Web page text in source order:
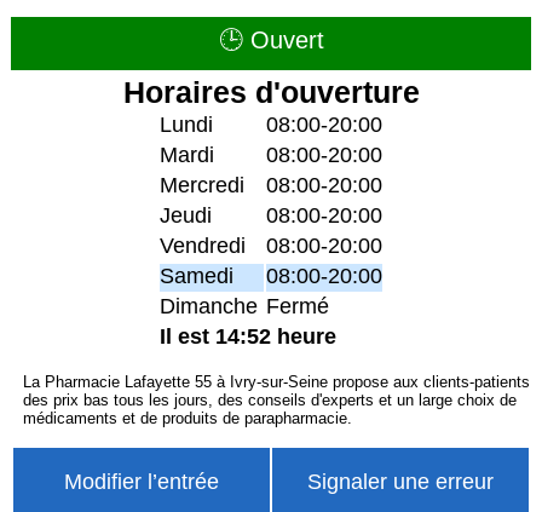
🕒 Ouvert
Horaires d'ouverture
Lundi
08:00-20:00
Mardi
08:00-20:00
Mercredi
08:00-20:00
Jeudi
08:00-20:00
Vendredi
08:00-20:00
Samedi
08:00-20:00
Dimanche Fermé
Il est 14:52 heure
La Pharmacie Lafayette 55 à Ivry-sur-Seine propose aux clients-patients
des prix bas tous les jours, des conseils d'experts et un large choix de
médicaments et de produits de parapharmacie.
Modifier l’entrée Signaler une erreur